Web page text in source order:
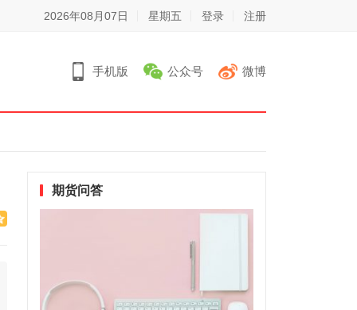
2026年08月07日 星期五 登录 注册
手机版 公众号 微博
期货问答